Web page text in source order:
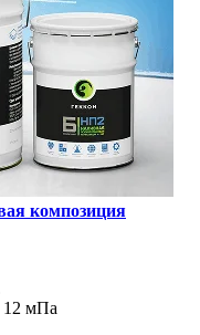
композиция
12 мПа